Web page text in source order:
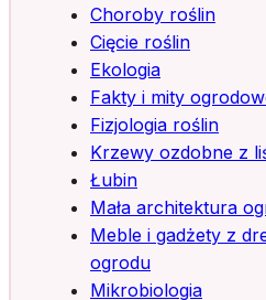
Choroby roślin
Cięcie roślin
Ekologia
Fakty i mity
Fizjologia roślin
Krzewy ozdobne z
Łubin
Mała architektura
Meble i gadżety z
ogrodu
Mikrobiologia